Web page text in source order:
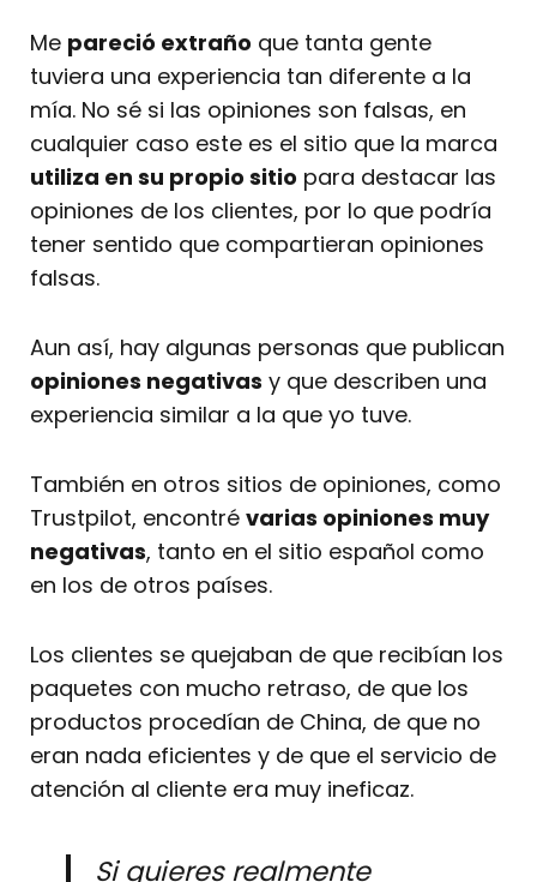
Me pareció extraño que tanta gente
tuviera una experiencia tan diferente a la
mía. No sé si las opiniones son falsas, en
cualquier caso este es el sitio que la marca
utiliza en su propio sitio para destacar las
opiniones de los clientes, por lo que podría
tener sentido que compartieran opiniones
falsas.
Aun así, hay algunas personas que publican
opiniones negativas y que describen una
experiencia similar a la que yo tuve.
También en otros sitios de opiniones, como
Trustpilot, encontré varias opiniones muy
negativas, tanto en el sitio español como
en los de otros países.
Los clientes se quejaban de que recibían los
paquetes con mucho retraso, de que los
productos procedían de China, de que no
eran nada eficientes y de que el servicio de
atención al cliente era muy ineficaz.
Si quieres realmente